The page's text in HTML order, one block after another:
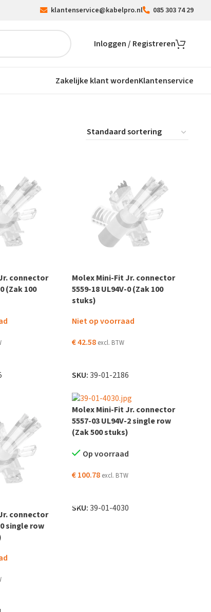
klantenservice@kabelpro.nl 085 303 74 29
Inloggen / Registreren
Zakelijke klant wordenKlantenservice
connector
(Zak 100
Molex Mini-Fit Jr. connector
5559-18 UL94V-0 (Zak 100
stuks)
Niet op voorraad
€42.58 excl. BTW
SKU:39-01-2186
connector
single row
Molex Mini-Fit Jr. connector
5557-03 UL94V-2 single row
(Zak 500 stuks)
Op voorraad
€100.78 excl. BTW
SKU:39-01-4030